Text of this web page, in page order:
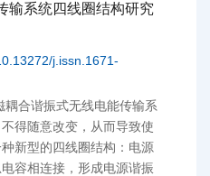
输系统四线圈结构研究
j.issn.1671-
耦合谐振式无线电能传输系
得随意改变，从而导致使
新型的四线圈结构：电源
容相连接，形成电源谐振